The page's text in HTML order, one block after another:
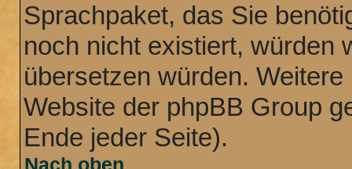
Sprachpaket, das Sie
noch nicht existiert, würden
übersetzen würden.
Website der phpBB Group
Ende jeder Seite).
Nach oben